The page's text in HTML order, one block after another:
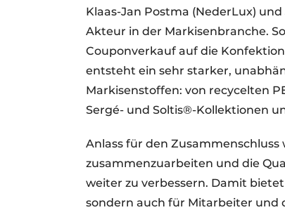
Klaas-Jan Postma (NederLux)
Akteur in der Markisenbranche.
Couponverkauf auf die
entsteht ein sehr starker,
Markisenstoffen: von recycelten
Sergé- und Soltis®-Kollektionen
Anlass für den
zusammenzuarbeiten und die
weiter zu verbessern. Damit
sondern auch für Mitarbeiter und